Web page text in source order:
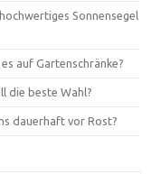
Sonnensegel
auf Gartenschränke?
die beste Wahl?
dauerhaft vor Rost?